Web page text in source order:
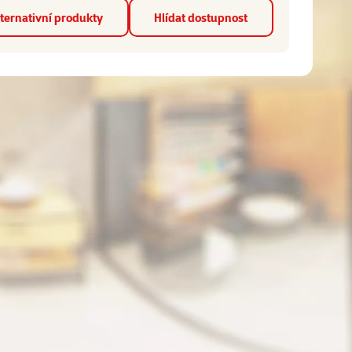
produkty Hlídat dostupnost